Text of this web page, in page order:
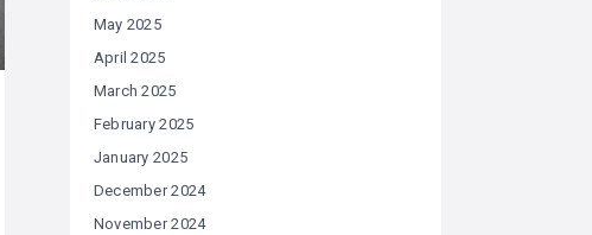
May 2025
April 2025
March 2025
February 2025
January 2025
December 2024
November 2024